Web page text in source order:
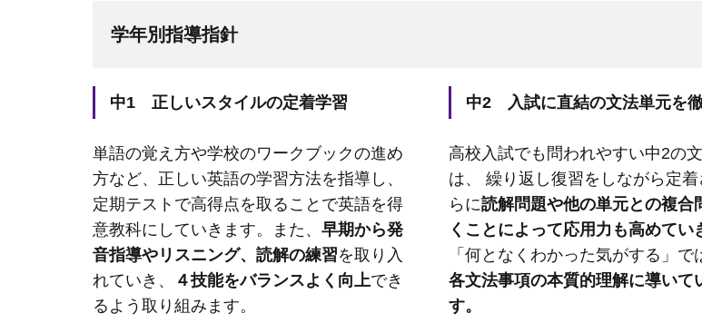
学年別指導指針
中1 正しいスタイルの定着学習
単語の覚え方や学校のワークブックの進め
方など、正しい英語の学習方法を指導し、
定期テストで高得点を取ることで英語を得
意教科にしていきます。また、 早期から発
音指導やリスニング、読解の練習を取り入
れていき、
４技能をバランスよく向上でき
るよう取り組みます。
中2 入試に直結の文法単元を
高校入試でも問われやすい中2の
は、 繰り返し復習をしながら定着
らに読解問題や他の単元との複合
くことによって応用力も高めてい
「何となくわかった気がする」で
各文法事項の本質的理解に導いて
す。